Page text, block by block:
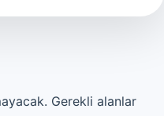
Gerekli alanlar